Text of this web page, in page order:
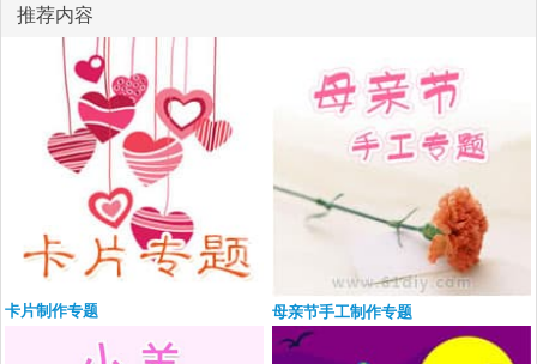
推荐内容
卡片制作专题 母亲节手工制作专题